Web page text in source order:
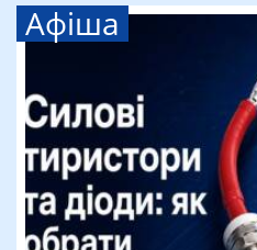
Афіша